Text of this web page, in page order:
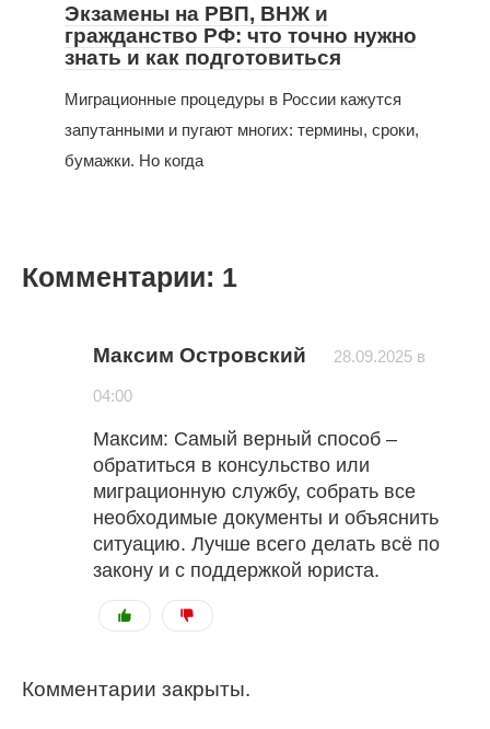
Экзамены на РВП, ВНЖ и
гражданство РФ: что точно нужно
знать и как подготовиться
Миграционные процедуры в России кажутся
запутанными и пугают многих: термины, сроки,
бумажки. Но когда
Комментарии: 1
Максим Островский 28.09.2025 в
04:00
Максим: Самый верный способ –
обратиться в консульство или
миграционную службу, собрать все
необходимые документы и объяснить
ситуацию. Лучше всего делать всё по
закону и с поддержкой юриста.
Комментарии закрыты.